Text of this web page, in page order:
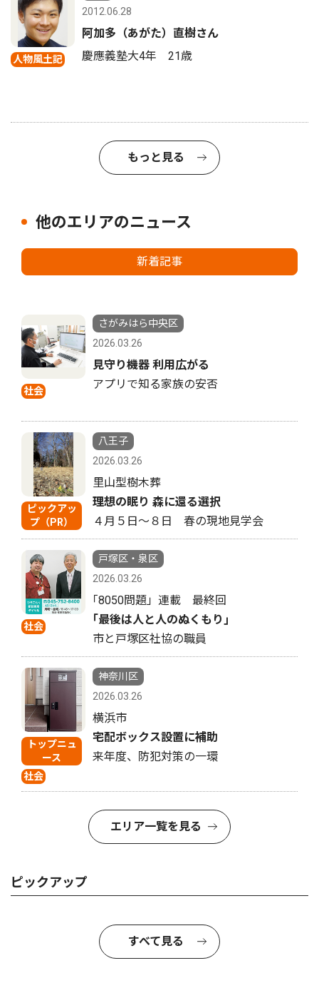
人物風土記
2012.06.28
阿加多（あがた）直樹さん
慶應義塾大4年 21歳
もっと見る
他のエリアのニュース
新着記事
社会
さがみはら中央区
2026.03.26
見守り機器 利用広がる
アプリで知る家族の安否
ピックアッ
プ（PR）
八王子
2026.03.26
里山型樹木葬
理想の眠り 森に還る選択
４月５日〜８日 春の現地見学会
社会
戸塚区・泉区
2026.03.26
｢8050問題」連載 最終回
｢最後は人と人のぬくもり｣
市と戸塚区社協の職員
トップニュ
ース
社会
神奈川区
2026.03.26
横浜市
宅配ボックス設置に補助
来年度、防犯対策の一環
エリア一覧を見る
ピックアップ
すべて見る